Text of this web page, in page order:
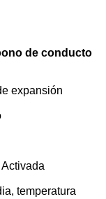
de conducto
expansión
temperatura